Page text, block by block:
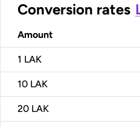
Conversion rates
Amount
1 LAK
10 LAK
20 LAK